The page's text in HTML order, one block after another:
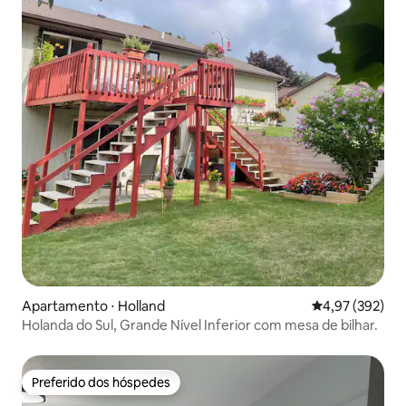
Apartamento ⋅ Holland 4,97 de uma
4,97 (392)
Holanda do Sul, Grande Nível Inferior com mesa de bilhar.
Preferido dos hóspedes
Preferido dos hóspedes